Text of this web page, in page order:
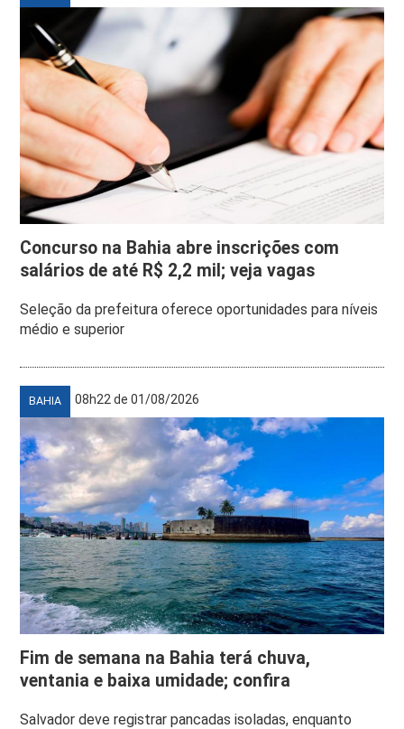
Concurso na Bahia abre inscrições com
salários de até R$ 2,2 mil; veja vagas
Seleção da prefeitura oferece oportunidades para níveis
médio e superior
BAHIA 08h22 de 01/08/2026
Fim de semana na Bahia terá chuva,
ventania e baixa umidade; confira
Salvador deve registrar pancadas isoladas, enquanto